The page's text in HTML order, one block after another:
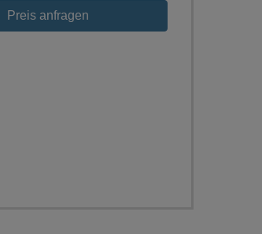
Preis anfragen